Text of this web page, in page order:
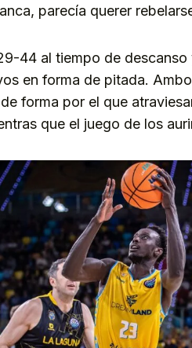
parecía querer
44 al tiempo de
en forma de pitada.
forma por el que
que el juego de los